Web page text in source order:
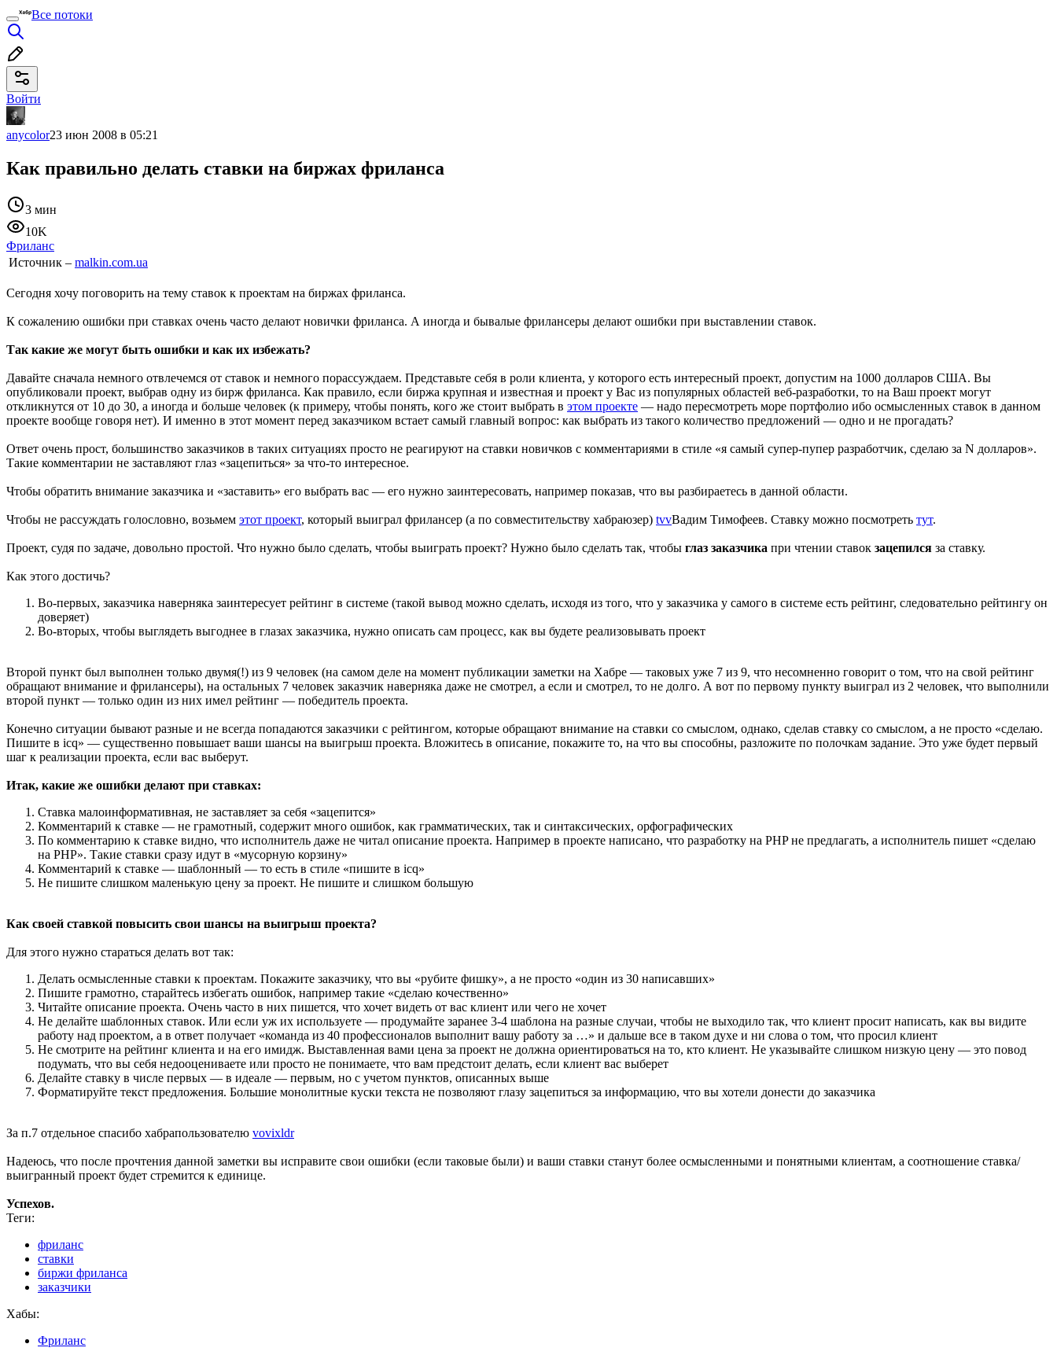
Все потоки
Войти
anycolor23 июн 2008 в 05:21
Как правильно делать ставки на биржах фриланса
3 мин
10K
Фриланс
Источник – malkin.com.ua
Сегодня хочу поговорить на тему ставок к проектам на биржах фриланса.
К сожалению ошибки при ставках очень часто делают новички фриланса. А иногда и бывалые фрилансеры делают ошибки при выставлении ставок.
Так какие же могут быть ошибки и как их избежать?
Давайте сначала немного отвлечемся от ставок и немного порассуждаем. Представьте себя в роли клиента, у которого есть интересный проект, допустим на 1000 долларов США. Вы
опубликовали проект, выбрав одну из бирж фриланса. Как правило, если биржа крупная и известная и проект у Вас из популярных областей веб-разработки, то на Ваш проект могут
откликнутся от 10 до 30, а иногда и больше человек (к примеру, чтобы понять, кого же стоит выбрать в этом проекте — надо пересмотреть море портфолио ибо осмысленных ставок в данном
проекте вообще говоря нет). И именно в этот момент перед заказчиком встает самый главный вопрос: как выбрать из такого количество предложений — одно и не прогадать?
Ответ очень прост, большинство заказчиков в таких ситуациях просто не реагируют на ставки новичков с комментариями в стиле «я самый супер-пупер разработчик, сделаю за N долларов».
Такие комментарии не заставляют глаз «зацепиться» за что-то интересное.
Чтобы обратить внимание заказчика и «заставить» его выбрать вас — его нужно заинтересовать, например показав, что вы разбираетесь в данной области.
Чтобы не рассуждать голословно, возьмем этот проект, который выиграл фрилансер (а по совместительству хабраюзер) tvvВадим Тимофеев. Ставку можно посмотреть тут.
Проект, судя по задаче, довольно простой. Что нужно было сделать, чтобы выиграть проект? Нужно было сделать так, чтобы глаз заказчика при чтении ставок зацепился за ставку.
Как этого достичь?
Во-первых, заказчика наверняка заинтересует рейтинг в системе (такой вывод можно сделать, исходя из того, что у заказчика у самого в системе есть рейтинг, следовательно рейтингу он
доверяет)
Во-вторых, чтобы выглядеть выгоднее в глазах заказчика, нужно описать сам процесс, как вы будете реализовывать проект
Второй пункт был выполнен только двумя(!) из 9 человек (на самом деле на момент публикации заметки на Хабре — таковых уже 7 из 9, что несомненно говорит о том, что на свой рейтинг
обращают внимание и фрилансеры), на остальных 7 человек заказчик наверняка даже не смотрел, а если и смотрел, то не долго. А вот по первому пункту выиграл из 2 человек, что выполнили
второй пункт — только один из них имел рейтинг — победитель проекта.
Конечно ситуации бывают разные и не всегда попадаются заказчики с рейтингом, которые обращают внимание на ставки со смыслом, однако, сделав ставку со смыслом, а не просто «сделаю.
Пишите в icq» — существенно повышает ваши шансы на выигрыш проекта. Вложитесь в описание, покажите то, на что вы способны, разложите по полочкам задание. Это уже будет первый
шаг к реализации проекта, если вас выберут.
Итак, какие же ошибки делают при ставках:
Ставка малоинформативная, не заставляет за себя «зацепится»
Комментарий к ставке — не грамотный, содержит много ошибок, как грамматических, так и синтаксических, орфографических
По комментарию к ставке видно, что исполнитель даже не читал описание проекта. Например в проекте написано, что разработку на PHP не предлагать, а исполнитель пишет «сделаю
на PHP». Такие ставки сразу идут в «мусорную корзину»
Комментарий к ставке — шаблонный — то есть в стиле «пишите в icq»
Не пишите слишком маленькую цену за проект. Не пишите и слишком большую
Как своей ставкой повысить свои шансы на выигрыш проекта?
Для этого нужно стараться делать вот так:
Делать осмысленные ставки к проектам. Покажите заказчику, что вы «рубите фишку», а не просто «один из 30 написавших»
Пишите грамотно, старайтесь избегать ошибок, например такие «сделаю кочественно»
Читайте описание проекта. Очень часто в них пишется, что хочет видеть от вас клиент или чего не хочет
Не делайте шаблонных ставок. Или если уж их используете — продумайте заранее 3-4 шаблона на разные случаи, чтобы не выходило так, что клиент просит написать, как вы видите
работу над проектом, а в ответ получает «команда из 40 профессионалов выполнит вашу работу за …» и дальше все в таком духе и ни слова о том, что просил клиент
Не смотрите на рейтинг клиента и на его имидж. Выставленная вами цена за проект не должна ориентироваться на то, кто клиент. Не указывайте слишком низкую цену — это повод
подумать, что вы себя недооцениваете или просто не понимаете, что вам предстоит делать, если клиент вас выберет
Делайте ставку в числе первых — в идеале — первым, но с учетом пунктов, описанных выше
Форматируйте текст предложения. Большие монолитные куски текста не позволяют глазу зацепиться за информацию, что вы хотели донести до заказчика
За п.7 отдельное спасибо хабрапользователю vovixldr
Надеюсь, что после прочтения данной заметки вы исправите свои ошибки (если таковые были) и ваши ставки станут более осмысленными и понятными клиентам, а соотношение ставка/
выигранный проект будет стремится к единице.
Успехов.
Теги:
фриланс
ставки
биржи фриланса
заказчики
Хабы:
Фриланс